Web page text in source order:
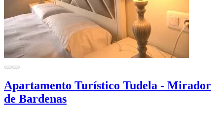
Apartamento Turístico Tudela - Mirador
de Bardenas